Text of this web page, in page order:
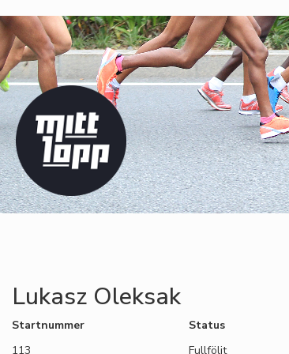
Lukasz Oleksak
Startnummer
113
Status
Fullföljt